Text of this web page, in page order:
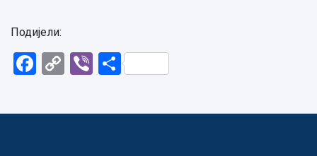
Подијели:
Facebook
CopyViberShare